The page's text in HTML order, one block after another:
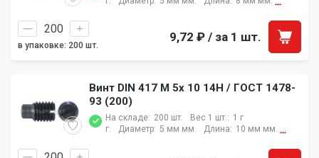
в упаковке: 200 шт.
9,72 ₽ / за 1 шт.
Винт DIN 417 M 5x 10 14H / ГОСТ 1478-
93 (200)
На складе: 200 шт. Вес 1 шт.: 1 г
г.
Диаметр: 5 мм мм. Длина: 10 мм мм. ...